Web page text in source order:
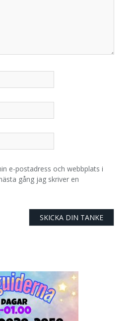
e-postadress och webbplats i
gång jag skriver en